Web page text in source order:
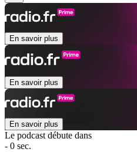
En savoir plus
En savoir plus
En savoir plus
Le podcast débute dans
- 0 sec.